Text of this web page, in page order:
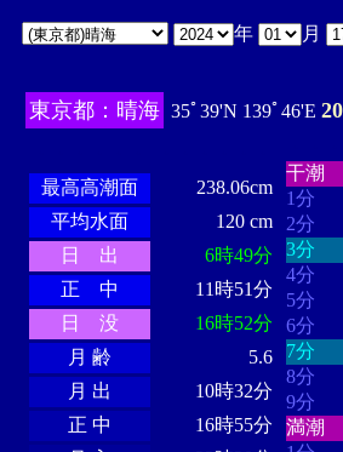
年 月
東京都：晴海 35ﾟ39'N 139ﾟ46'E
最高高潮面
238.06cm
平均水面
120 cm
日 出
6時49分
正 中
11時51分
日 没
16時52分
月 齢
5.6
月 出
10時32分
正 中
16時55分
干潮
1分
2分
3分
4分
5分
6分
7分
8分
9分
満潮